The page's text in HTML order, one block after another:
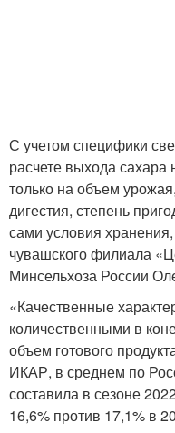
С учетом специфики
расчете выхода сахара
только на объем
дигестия, степень
сами условия
чувашского филиала
Минсельхоза России
«Качественные
количественными в
объем готового
ИКАР, в среднем по
составила в сезоне
16,6% против 17,1% в